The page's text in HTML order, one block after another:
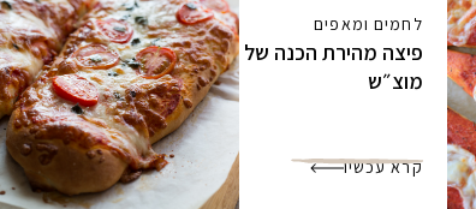
לחמים ומאפים
פיצה מהירת הכנה של
מוצ״ש
קרא עכשיו